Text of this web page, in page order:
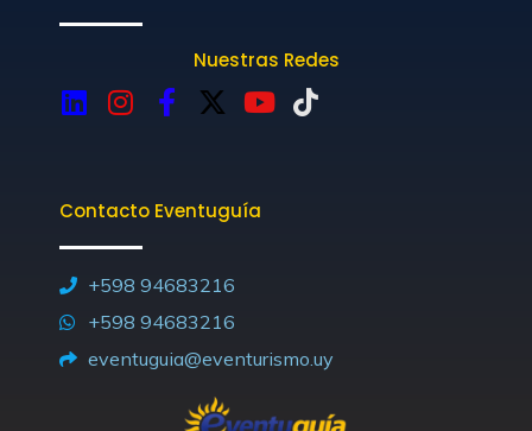
Nuestras Redes
L
e
d
i
n
I
a
g
r
a
m
F
b
o
k
-
f
X
i
t
e
r
Y
u
T
Contacto Eventuguía
+598 94683216
+598 94683216
eventuguia@eventurismo.uy